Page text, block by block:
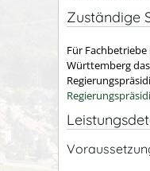
Zuständige
Für
Württemberg